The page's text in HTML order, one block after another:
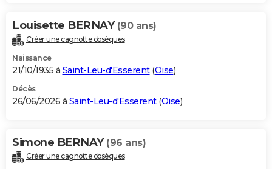
Carte de Noël
Carte Bonne année
Carte Saint-Valentin
Carte Pâques
Carte d'anniversaire
DICTIONNAIRE
Dictionnaire
Biographies
Citations
Expressions
Proverbes
PROGRAMME TV
S'inscrire
Se connecter
Lycées
Collèges
Primaires
Universités
Entreprises
Service militaire
Avis de recherche
AVIS DE DÉCÈS
Bricolage
Lifestyle
Culture
Sport
Auto
Television
Voyage
Cinema
Louisette BERNAY (90 ans)
Créer une cagnotte obsèques
Naissance
21/10/1935 à Saint-Leu-d'Esserent(Oise)
Décès
26/06/2026 à Saint-Leu-d'Esserent(Oise)
Simone BERNAY (96 ans)
Créer une cagnotte obsèques